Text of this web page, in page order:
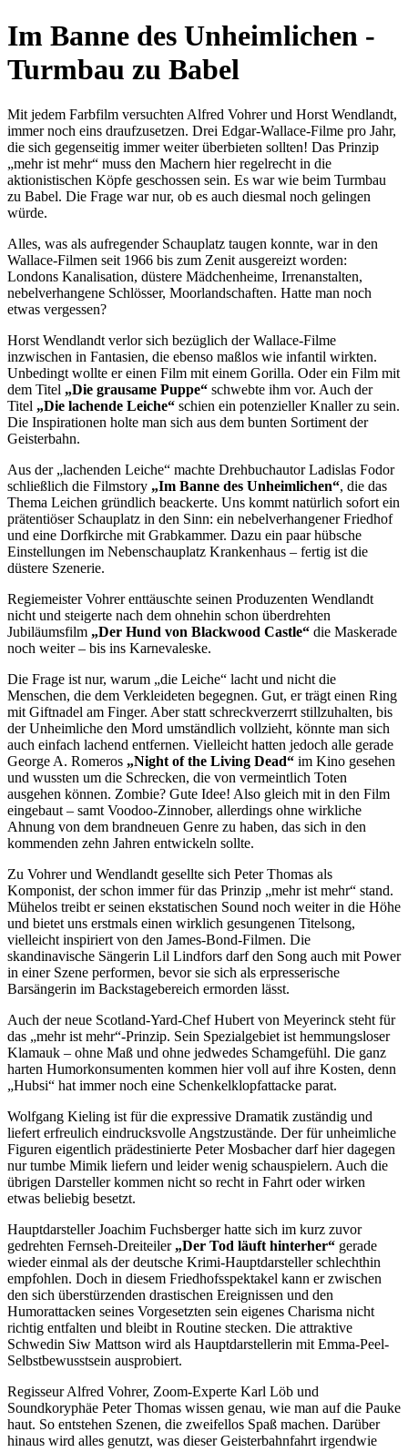
Im Banne des Unheimlichen -
Turmbau zu Babel
Mit jedem Farbfilm versuchten Alfred Vohrer und Horst Wendlandt,
immer noch eins draufzusetzen. Drei Edgar-Wallace-Filme pro Jahr,
die sich gegenseitig immer weiter überbieten sollten! Das Prinzip
„mehr ist mehr“ muss den Machern hier regelrecht in die
aktionistischen Köpfe geschossen sein. Es war wie beim Turmbau
zu Babel. Die Frage war nur, ob es auch diesmal noch gelingen
würde.
Alles, was als aufregender Schauplatz taugen konnte, war in den
Wallace-Filmen seit 1966 bis zum Zenit ausgereizt worden:
Londons Kanalisation, düstere Mädchenheime, Irrenanstalten,
nebelverhangene Schlösser, Moorlandschaften. Hatte man noch
etwas vergessen?
Horst Wendlandt verlor sich bezüglich der Wallace-Filme
inzwischen in Fantasien, die ebenso maßlos wie infantil wirkten.
Unbedingt wollte er einen Film mit einem Gorilla. Oder ein Film mit
dem Titel „Die grausame Puppe“ schwebte ihm vor. Auch der
Titel „Die lachende Leiche“ schien ein potenzieller Knaller zu sein.
Die Inspirationen holte man sich aus dem bunten Sortiment der
Geisterbahn.
Aus der „lachenden Leiche“ machte Drehbuchautor Ladislas Fodor
schließlich die Filmstory „Im Banne des Unheimlichen“, die das
Thema Leichen gründlich beackerte. Uns kommt natürlich sofort ein
prätentiöser Schauplatz in den Sinn: ein nebelverhangener Friedhof
und eine Dorfkirche mit Grabkammer. Dazu ein paar hübsche
Einstellungen im Nebenschauplatz Krankenhaus – fertig ist die
düstere Szenerie.
Regiemeister Vohrer enttäuschte seinen Produzenten Wendlandt
nicht und steigerte nach dem ohnehin schon überdrehten
Jubiläumsfilm „Der Hund von Blackwood Castle“ die Maskerade
noch weiter – bis ins Karnevaleske.
Die Frage ist nur, warum „die Leiche“ lacht und nicht die
Menschen, die dem Verkleideten begegnen. Gut, er trägt einen Ring
mit Giftnadel am Finger. Aber statt schreckverzerrt stillzuhalten, bis
der Unheimliche den Mord umständlich vollzieht, könnte man sich
auch einfach lachend entfernen. Vielleicht hatten jedoch alle gerade
George A. Romeros „Night of the Living Dead“ im Kino gesehen
und wussten um die Schrecken, die von vermeintlich Toten
ausgehen können. Zombie? Gute Idee! Also gleich mit in den Film
eingebaut – samt Voodoo-Zinnober, allerdings ohne wirkliche
Ahnung von dem brandneuen Genre zu haben, das sich in den
kommenden zehn Jahren entwickeln sollte.
Zu Vohrer und Wendlandt gesellte sich Peter Thomas als
Komponist, der schon immer für das Prinzip „mehr ist mehr“ stand.
Mühelos treibt er seinen ekstatischen Sound noch weiter in die Höhe
und bietet uns erstmals einen wirklich gesungenen Titelsong,
vielleicht inspiriert von den James-Bond-Filmen. Die
skandinavische Sängerin Lil Lindfors darf den Song auch mit Power
in einer Szene performen, bevor sie sich als erpresserische
Barsängerin im Backstagebereich ermorden lässt.
Auch der neue Scotland-Yard-Chef Hubert von Meyerinck steht für
das „mehr ist mehr“-Prinzip. Sein Spezialgebiet ist hemmungsloser
Klamauk – ohne Maß und ohne jedwedes Schamgefühl. Die ganz
harten Humorkonsumenten kommen hier voll auf ihre Kosten, denn
„Hubsi“ hat immer noch eine Schenkelklopfattacke parat.
Wolfgang Kieling ist für die expressive Dramatik zuständig und
liefert erfreulich eindrucksvolle Angstzustände. Der für unheimliche
Figuren eigentlich prädestinierte Peter Mosbacher darf hier dagegen
nur tumbe Mimik liefern und leider wenig schauspielern. Auch die
übrigen Darsteller kommen nicht so recht in Fahrt oder wirken
etwas beliebig besetzt.
Hauptdarsteller Joachim Fuchsberger hatte sich im kurz zuvor
gedrehten Fernseh-Dreiteiler „Der Tod läuft hinterher“ gerade
wieder einmal als der deutsche Krimi-Hauptdarsteller schlechthin
empfohlen. Doch in diesem Friedhofsspektakel kann er zwischen
den sich überstürzenden drastischen Ereignissen und den
Humorattacken seines Vorgesetzten sein eigenes Charisma nicht
richtig entfalten und bleibt in Routine stecken. Die attraktive
Schwedin Siw Mattson wird als Hauptdarstellerin mit Emma-Peel-
Selbstbewusstsein ausprobiert.
Regisseur Alfred Vohrer, Zoom-Experte Karl Löb und
Soundkoryphäe Peter Thomas wissen genau, wie man auf die Pauke
haut. So entstehen Szenen, die zweifellos Spaß machen. Darüber
hinaus wird alles genutzt, was dieser Geisterbahnfahrt irgendwie